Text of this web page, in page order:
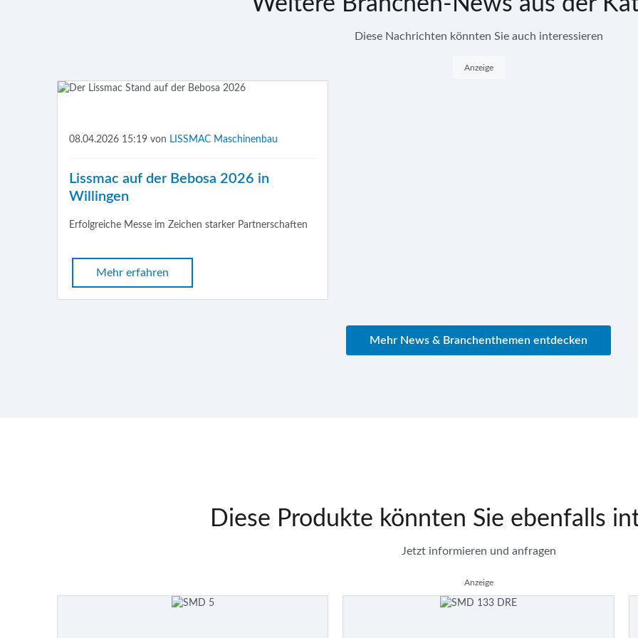
Diese Nachrichten könnten Sie auch interessieren
Anzeige
08.04.2026 15:19 von LISSMAC Maschinenbau
Lissmac auf der Bebosa 2026 in
Willingen
Erfolgreiche Messe im Zeichen starker Partnerschaften
Mehr erfahren
Mehr News & Branchenthemen entdecken
Diese Produkte könnten Sie ebenfalls
Jetzt informieren und anfragen
Anzeige